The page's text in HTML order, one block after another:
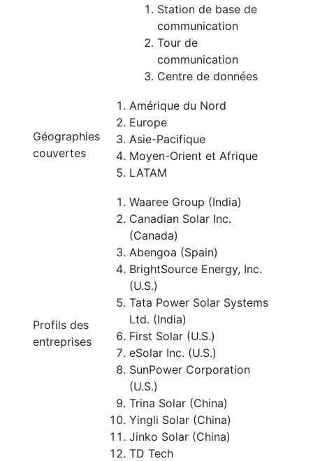
Station de base de
communication
Tour de
communication
Centre de données
Géographies
couvertes
Amérique du Nord
Europe
Asie-Pacifique
Moyen-Orient et Afrique
LATAM
Profils des
entreprises
Waaree Group (India)
Canadian Solar Inc.
(Canada)
Abengoa (Spain)
BrightSource Energy, Inc.
(U.S.)
Tata Power Solar Systems
Ltd. (India)
First Solar (U.S.)
eSolar Inc. (U.S.)
SunPower Corporation
(U.S.)
Trina Solar (China)
Yingli Solar (China)
Jinko Solar (China)
TD Tech